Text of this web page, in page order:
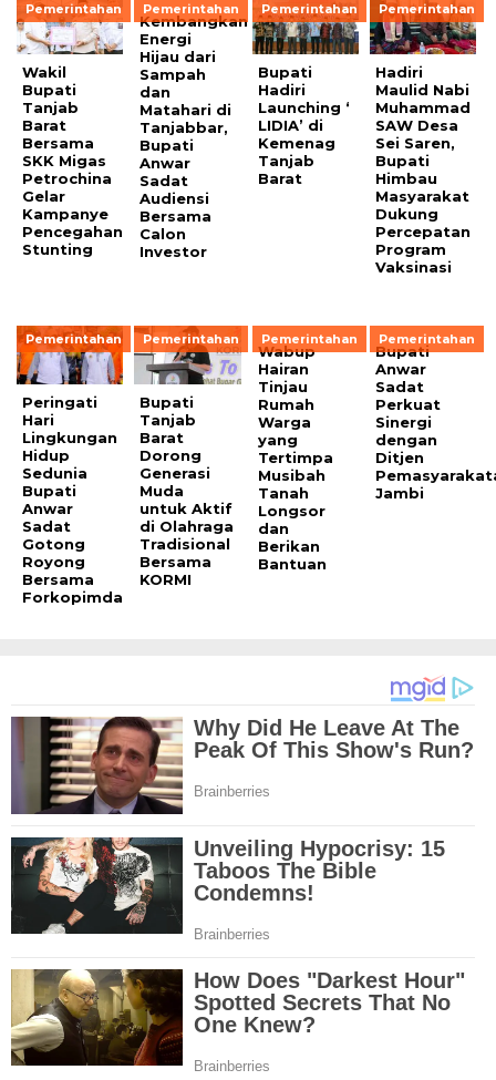
Pemerintahan
Wakil
Bupati
Tanjab
Barat
Bersama
SKK Migas
Petrochina
Gelar
Kampanye
Pencegahan
Stunting
Pemerintahan
Kembangkan
Energi
Hijau dari
Sampah
dan
Matahari di
Tanjabbar,
Bupati
Anwar
Sadat
Audiensi
Bersama
Calon
Investor
Pemerintahan
Bupati
Hadiri
Launching ‘
LIDIA’ di
Kemenag
Tanjab
Barat
Pemerintahan
Hadiri
Maulid Nabi
Muhammad
SAW Desa
Sei Saren,
Bupati
Himbau
Masyarakat
Dukung
Percepatan
Program
Vaksinasi
Pemerintahan
Peringati
Hari
Lingkungan
Hidup
Sedunia
Bupati
Anwar
Sadat
Gotong
Royong
Bersama
Forkopimda
Pemerintahan
Bupati
Tanjab
Barat
Dorong
Generasi
Muda
untuk Aktif
di Olahraga
Tradisional
Bersama
KORMI
Pemerintahan
Wabup
Hairan
Tinjau
Rumah
Warga
yang
Tertimpa
Musibah
Tanah
Longsor
dan
Berikan
Bantuan
Pemerintahan
Bupati
Anwar
Sadat
Perkuat
Sinergi
dengan
Ditjen
Jambi